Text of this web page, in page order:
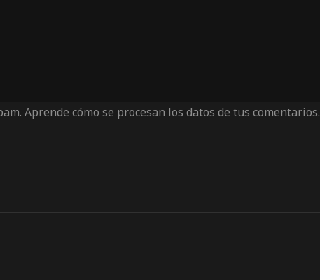
Aprende cómo se procesan los datos de tus comentarios.